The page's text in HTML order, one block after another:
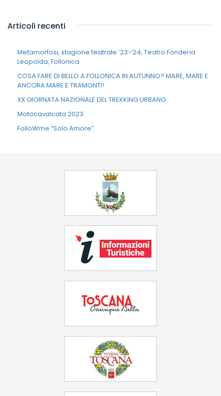
Articoli recenti
Metamorfosi, stagione teatrale ’23-’24, Teatro Fonderia
Leopolda, Follonica
COSA FARE DI BELLO A FOLLONICA IN AUTUNNO? MARE, MARE E
ANCORA MARE E TRAMONTI!
XX GIORNATA NAZIONALE DEL TREKKING URBANO
Motocavalcata 2023
FolloWme “Solo Amore”